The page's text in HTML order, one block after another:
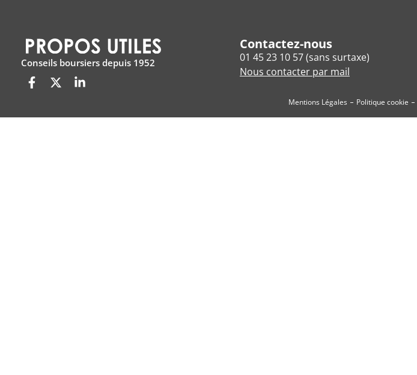
Conseils boursiers depuis 1952
Contactez-nous
01 45 23 10 57 (sans surtaxe)
Nous contacter par mail
Mentions Légales Politique cookie